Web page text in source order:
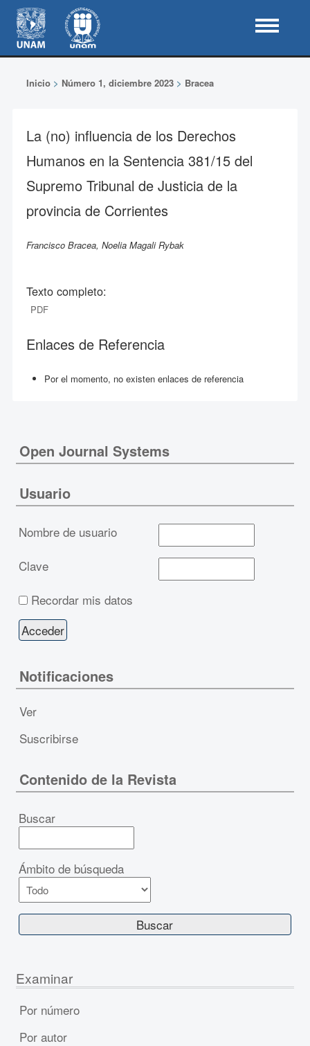
Inicio> Número 1, diciembre 2023> Bracea
La (no) influencia de los Derechos
Humanos en la Sentencia 381/15 del
Supremo Tribunal de Justicia de la
provincia de Corrientes
Francisco Bracea, Noelia Magali Rybak
Texto completo:
PDF
Enlaces de Referencia
Por el momento, no existen enlaces de referencia
Open Journal Systems
Usuario
Nombre de usuario
Clave
Recordar mis datos
Notificaciones
Ver
Suscribirse
Contenido de la Revista
Buscar
Ámbito de búsqueda
Examinar
Por número
Por autor